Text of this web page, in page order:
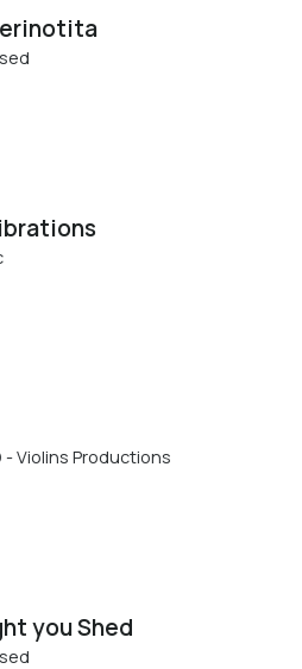
- Violins Productions
you Shed